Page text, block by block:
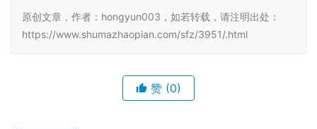
原创文章，作者：hongyun003，如若转载，请注明出处：
https://www.shumazhaopian.com/sfz/3951/.html
赞 (0)